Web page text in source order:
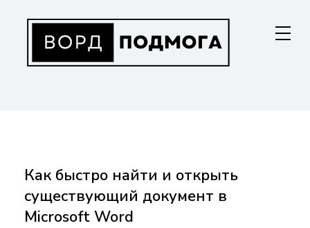
содержанию
Как быстро найти и открыть
существующий документ в
Microsoft Word